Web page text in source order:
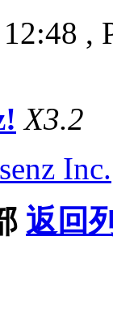
,
X3.2
Inc.
返回